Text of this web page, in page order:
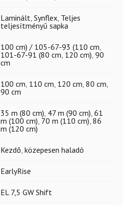
Laminált Synflex Teljes
teljesítményű sapka
100 cm) / 105-67-93 (110 cm
101-67-91 (80 cm 120 cm) 90
cm
100 cm 110 cm 120 cm 80 cm
90 cm
35 m (80 cm) 47 m (90 cm) 61
m (100 cm) 70 m (110 cm) 86
m (120 cm)
Kezdő közepesen haladó
EarlyRise
EL 7,5 GW Shift